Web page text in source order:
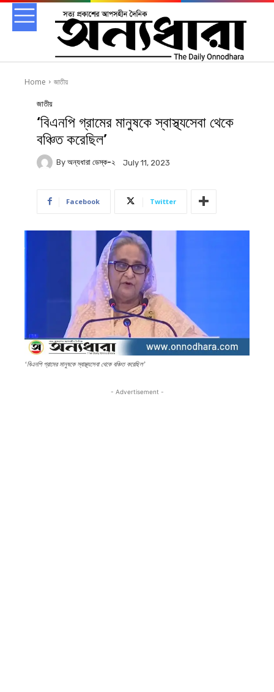
Home জাতীয়
জাতীয়
‘বিএনপি গ্রামের মানুষকে স্বাস্থ্যসেবা থেকে
বঞ্চিত করেছিল’
By অন্যধারা ডেস্ক-২ July 11, 2023
Facebook Twitter
‘বিএনপি গ্রামের মানুষকে স্বাস্থ্যসেবা থেকে বঞ্চিত করেছিল’
- Advertisement -